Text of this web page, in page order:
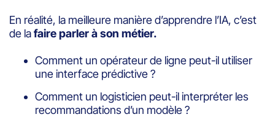
En réalité, la meilleure manière d’apprendre l’IA, c’est
de lafaire parler à son métier.
Comment un opérateur de ligne peut-il utiliser
une interface prédictive ?
Comment un logisticien peut-il interpréter les
recommandations d’un modèle ?